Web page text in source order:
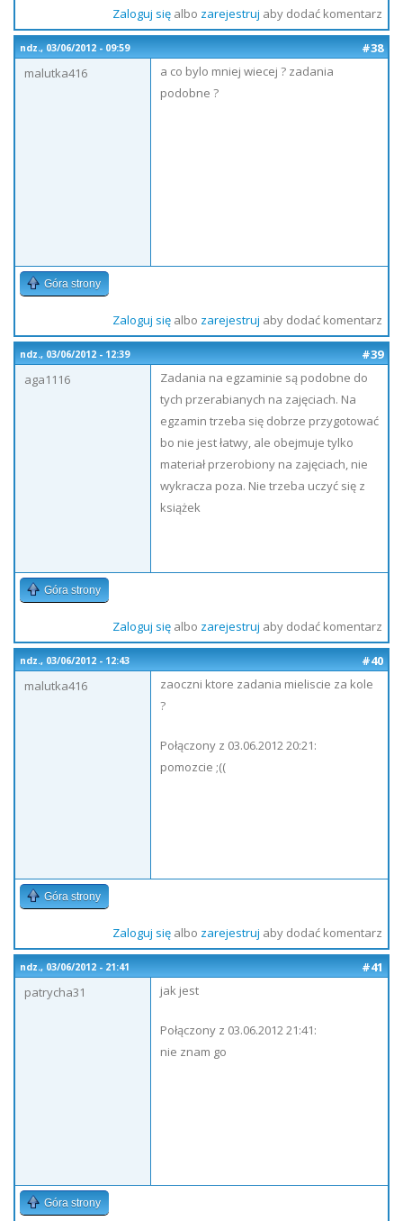
Zaloguj sięalbo zarejestruj aby dodać komentarz
ndz., 03/06/2012 - 09:59
#38
malutka416
a co bylo mniej wiecej ? zadania
podobne ?
Góra strony
Zaloguj sięalbo zarejestruj aby dodać komentarz
ndz., 03/06/2012 - 12:39
#39
aga1116
Zadania na egzaminie są podobne do
tych przerabianych na zajęciach. Na
egzamin trzeba się dobrze przygotować
bo nie jest łatwy, ale obejmuje tylko
materiał przerobiony na zajęciach, nie
wykracza poza. Nie trzeba uczyć się z
książek
Góra strony
Zaloguj sięalbo zarejestruj aby dodać komentarz
ndz., 03/06/2012 - 12:43
#40
malutka416
zaoczni ktore zadania mieliscie za kole
?
Połączony z 03.06.2012 20:21:
pomozcie ;((
Góra strony
Zaloguj sięalbo zarejestruj aby dodać komentarz
ndz., 03/06/2012 - 21:41
#41
patrycha31
jak jest
Połączony z 03.06.2012 21:41:
nie znam go
Góra strony